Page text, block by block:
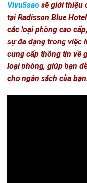
Vivu5sao sẽ giới thiệu
tại Radisson Blue
các loại phòng cao
sự đa dạng trong việc
cung cấp thông tin về
loại phòng, giúp bạn
cho ngân sách của bạn.